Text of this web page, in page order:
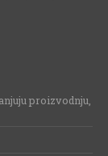
proizvodnju,